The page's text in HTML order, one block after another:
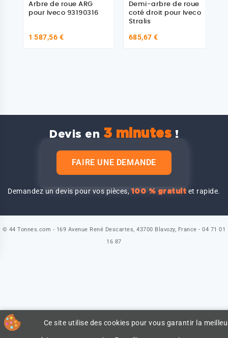
Arbre de roue ARG
pour Iveco 93190316
1 587,56 €
Demi-arbre de roue
coté droit pour Iveco
Stralis
685,67 €
Devis en 3 minutes !
FAIRE UNE DEMANDE
Demandez un devis pour vos pièces,100 % gratuit et rapide.
Ce site utilise des cookies pour vous garantir la
© 44 Tonnes.com - 169 Avenue René Descartes, 43700 Blavozy, France - 04 71 01
16 87